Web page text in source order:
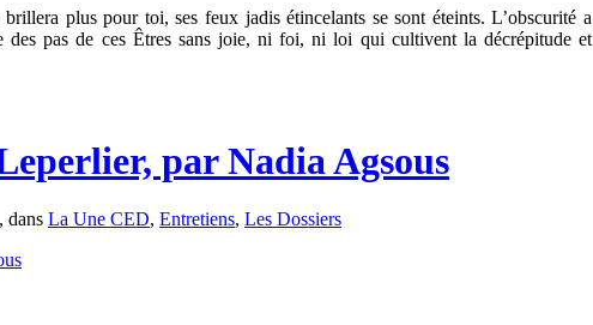
plus pour toi, ses feux jadis étincelants se sont éteints. L’obscurité a
pas de ces Êtres sans joie, ni foi, ni loi qui cultivent la décrépitude et
par Nadia Agsous
dans La Une CED, Entretiens, Les Dossiers